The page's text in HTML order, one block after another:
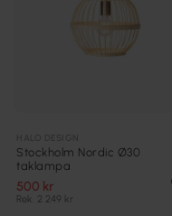
Stockholm Nordic Ø30
taklampa
500 kr
Rek. 2 249 kr